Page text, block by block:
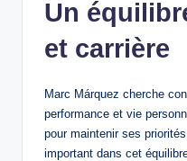
Un
et carrière
Marc Márquez cherche
performance et vie
pour maintenir ses
important dans cet